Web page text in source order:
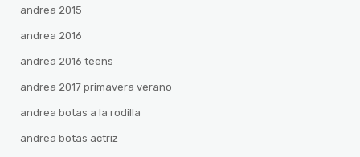
andrea 2015
andrea 2016
andrea 2016 teens
andrea 2017 primavera verano
andrea botas a la rodilla
andrea botas actriz